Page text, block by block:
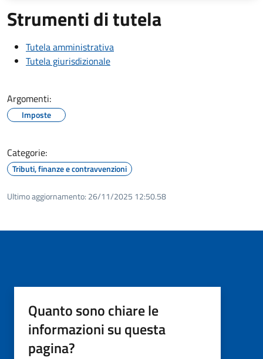
Strumenti di tutela
Tutela amministrativa
Tutela giurisdizionale
Argomenti:
Imposte
Categorie:
Tributi, finanze e contravvenzioni
Ultimo aggiornamento: 26/11/2025 12:50.58
Quanto sono chiare le
informazioni su questa
pagina?